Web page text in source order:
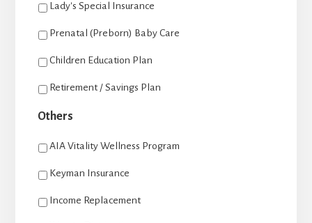
Lady's Special Insurance
Prenatal (Preborn) Baby Care
Children Education Plan
Retirement / Savings Plan
Others
AIA Vitality Wellness Program
Keyman Insurance
Income Replacement